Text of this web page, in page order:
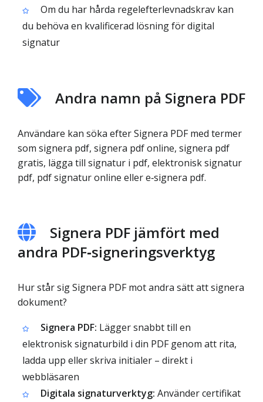
Om du har hårda regelefterlevnadskrav kan
du behöva en kvalificerad lösning för digital
signatur
Andra namn på Signera PDF
Användare kan söka efter Signera PDF med termer
som signera pdf, signera pdf online, signera pdf
gratis, lägga till signatur i pdf, elektronisk signatur
pdf, pdf signatur online eller e‑signera pdf.
Signera PDF jämfört med
andra PDF‑signeringsverktyg
Hur står sig Signera PDF mot andra sätt att signera
dokument?
Signera PDF: Lägger snabbt till en
elektronisk signaturbild i din PDF genom att rita,
ladda upp eller skriva initialer – direkt i
webbläsaren
Digitala signaturverktyg: Använder certifikat